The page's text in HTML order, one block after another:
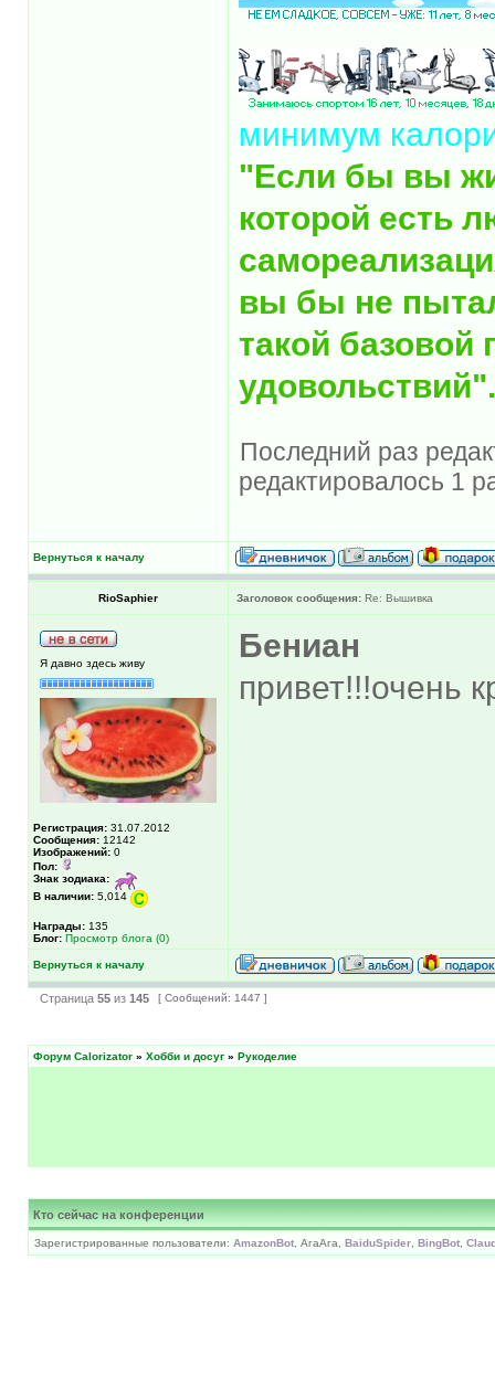
минимум
"Если бы вы
которой есть
вы бы не
такой базовой
удовольствий".
Последний раз
редактировалось 1
Вернуться к началу
RioSaphier Заголовок сообщения: Re: Вышивка
Я давно здесь живу
Регистрация: 31.07.2012
Сообщения: 12142
Изображений: 0
Пол:
Знак зодиака:
В наличии: 5,014
Награды: 135
Блог: Просмотр блога (0)
Бениан
привет!!!очень
Вернуться к началу
Страница 55 из 145 [ Сообщений: 1447 ]
Форум Calorizator » Хобби и досуг » Рукоделие
Кто сейчас на конференции
Зарегистрированные пользователи: AmazonBot , АгаАга, BaiduSpider BingBot